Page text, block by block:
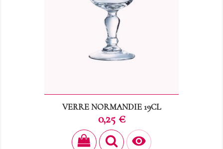
VERRE NORMANDIE 19CL
Prix
0,25 €
